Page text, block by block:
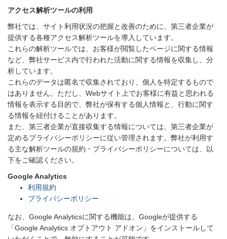
アクセス解析ツールの利用
弊社では、サイト利用状況の把握と改善のために、第三者企業が
提供する各種アクセス解析ツールを導入しています。
これらの解析ツールでは、お客様が閲覧したページに関する情報
など、弊社サービス内で行われた活動に関する情報を収集し、分
析しています。
これらのデータは匿名で収集されており、個人を特定するもので
はありません。ただし、 Webサイト上でお客様に有益と思われる
情報を表示する目的で、弊社が保有する個人情報と、行動に関す
る情報を紐付けることがあります。
また、第三者企業が直接収集する情報については、第三者企業が
定めるプライバシーポリシーに従い管理されます。弊社が利用す
る主な解析ツールの規約・プライバシーポリシーについては、以
下をご確認ください。
Google Analytics
利用規約
プライバシーポリシー
なお、 Google Analyticsに関する機能は、 Googleが提供する
「Google Analytics オプトアウト アドオン」をインストールして